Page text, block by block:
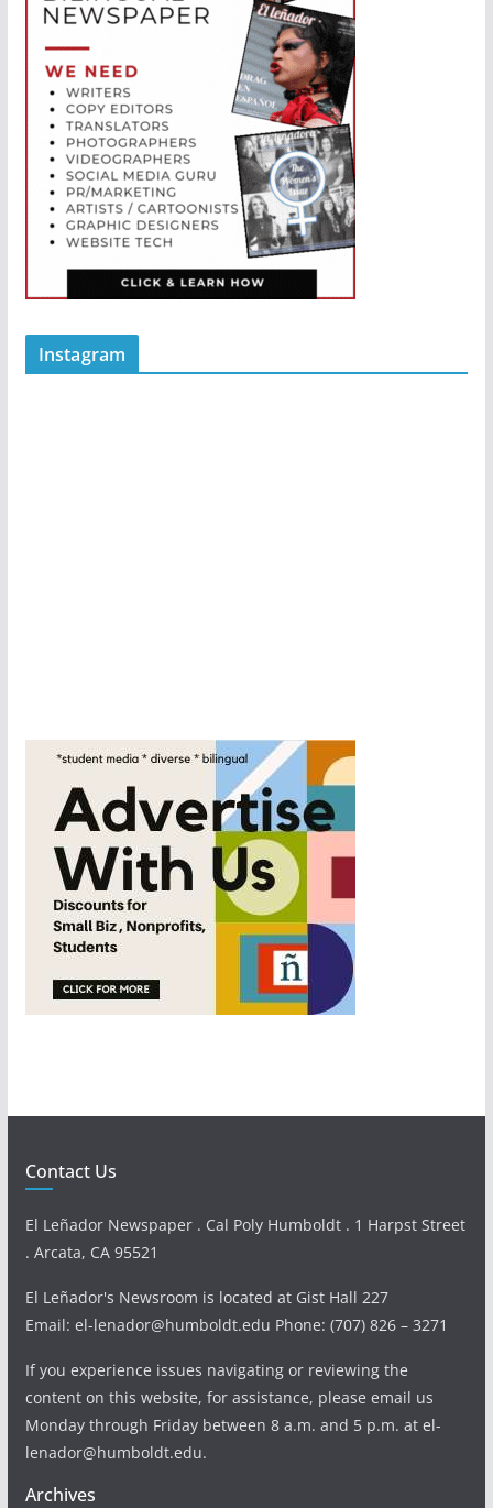
Instagram
Contact Us
El Leñador Newspaper . Cal Poly Humboldt . 1 Harpst Street
. Arcata, CA 95521
El Leñador's Newsroom is located at Gist Hall 227
Email: el-lenador@humboldt.edu Phone: (707) 826 – 3271
If you experience issues navigating or reviewing the
content on this website, for assistance, please email us
Monday through Friday between 8 a.m. and 5 p.m. at el-
lenador@humboldt.edu.
Archives